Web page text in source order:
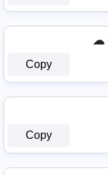
☁
Copy
Copy